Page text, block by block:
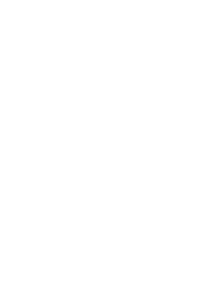
）因意外踏入玄